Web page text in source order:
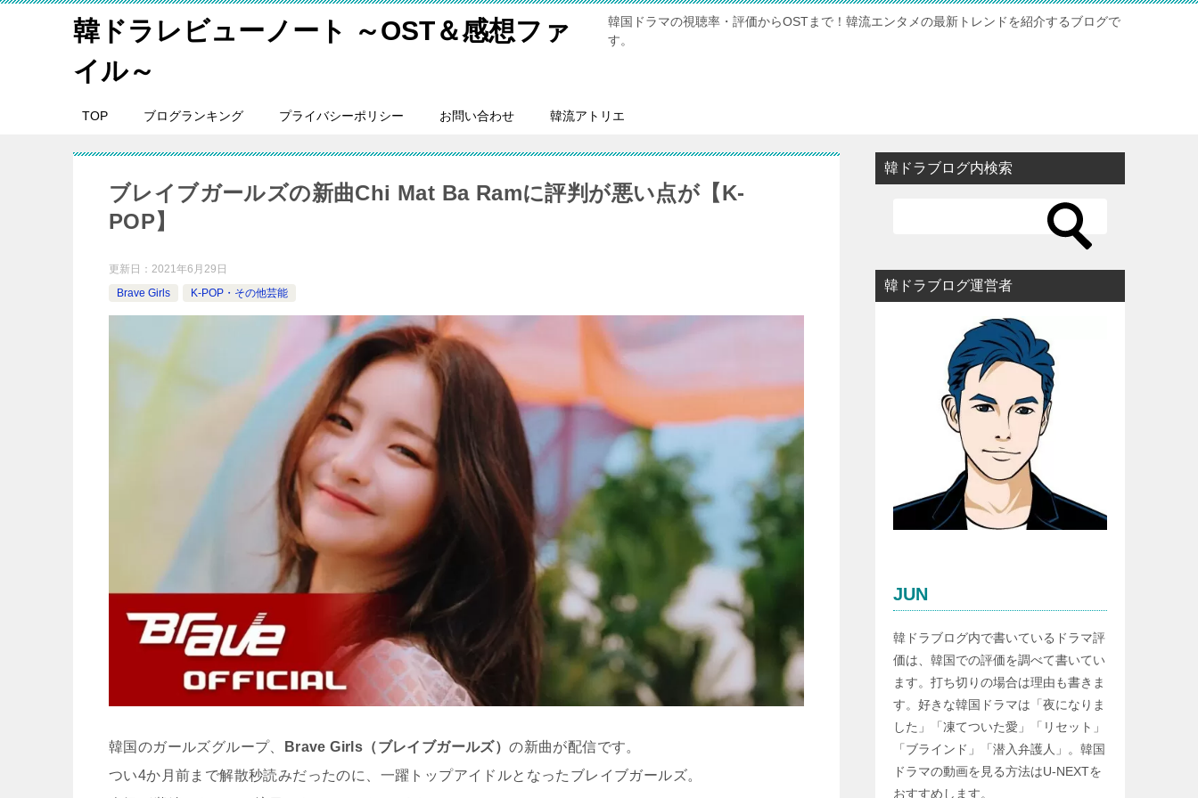
韓ドラレビューノート ～OST＆感想ファ
イル～
韓国ドラマの視聴率・評価からOSTまで！韓流エンタメの最新トレンドを紹介するブログで
す。
TOP ブログランキング プライバシーポリシー お問い合わせ 韓流アトリエ
ブレイブガールズの新曲Chi Mat Ba Ramに評判が悪い点が【K-
POP】
更新日： 2021年6月29日
Brave Girls
K-POP・その他芸能
韓国のガールズグループ、 Brave Girls（ブレイブガールズ）の新曲が配信です。
つい4か月前まで解散秒読みだったのに、一躍トップアイドルとなったブレイブガールズ。
韓ドラブログ内検索
韓ドラブログ運営者
JUN
韓ドラブログ内で書いているドラマ評
価は、韓国での評価を調べて書いてい
ます。打ち切りの場合は理由も書きま
す。好きな韓国ドラマは「夜になりま
した」「凍てついた愛」「リセット」
「ブラインド」「潜入弁護人」。韓国
ドラマの動画を見る方法はU-NEXTを
おすすめします。